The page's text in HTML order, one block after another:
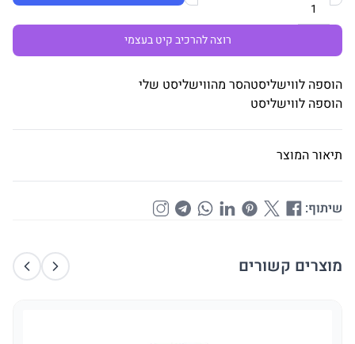
רוצה להרכיב קיט בעצמי
הוספה לווישליסטהסר מהווישליסט שלי
הוספה לווישליסט
תיאור המוצר
שיתוף:
מוצרים קשורים